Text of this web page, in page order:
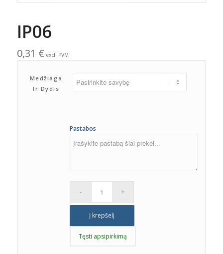
IP06
0,31 € excl. PVM
Medžiaga
Ir Dydis
Pastabos
Į krepšelį
Tęsti apsipirkimą